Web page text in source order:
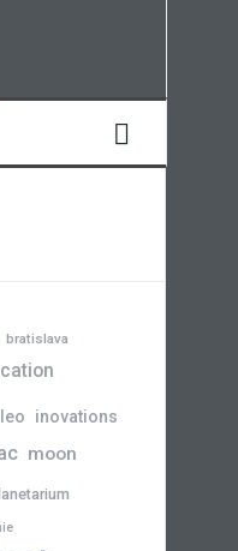
bratislava
inovations
moon